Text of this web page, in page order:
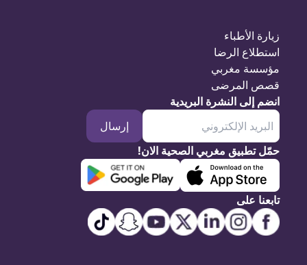
زيارة الأطباء
استطلاع الرضا
مؤسسة مغربي
قصص المرضى
انضم إلى النشرة البريدية
إرسال
حمّل تطبيق مغربي الصحية الان!
تابعنا على